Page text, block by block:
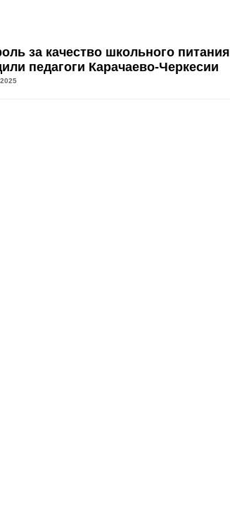
за качество школьного питания
педагоги Карачаево-Черкесии